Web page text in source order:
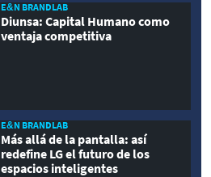
E&N BRANDLAB
Diunsa: Capital Humano como
ventaja competitiva
E&N BRANDLAB
Más allá de la pantalla: así
redefine LG el futuro de los
espacios inteligentes